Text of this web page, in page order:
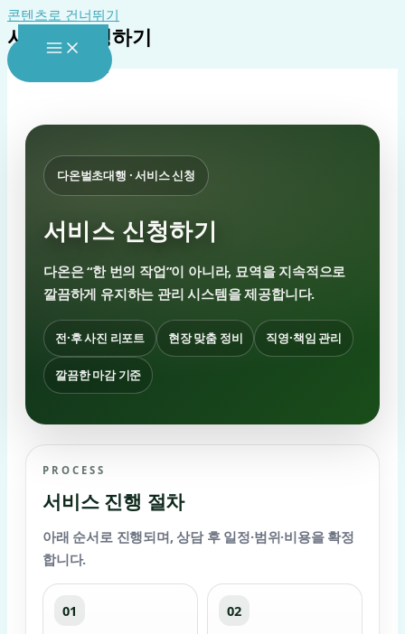
콘텐츠로 건너뛰기
서비스 신청하기
다온벌초대행 · 서비스 신청
서비스 신청하기
다온은 “한 번의 작업”이 아니라, 묘역을 지속적으로
깔끔하게 유지하는 관리 시스템을 제공합니다.
전·후 사진 리포트 현장 맞춤 정비 직영·책임 관리
깔끔한 마감 기준
PROCESS
서비스 진행 절차
아래 순서로 진행되며, 상담 후 일정·범위·비용을 확정
합니다.
01
02